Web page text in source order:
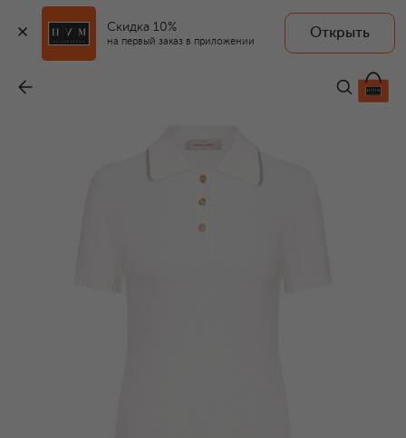
Скидка 10%
на первый заказ в приложении
Открыть
24 450 ₽